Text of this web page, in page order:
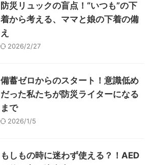
防災リュックの盲点！“いつも”の下
着から考える、ママと娘の下着の備
え
2026/2/27
備蓄ゼロからのスタート！意識低め
だった私たちが防災ライターになる
まで
2026/1/5
もしもの時に迷わず使える？！AED